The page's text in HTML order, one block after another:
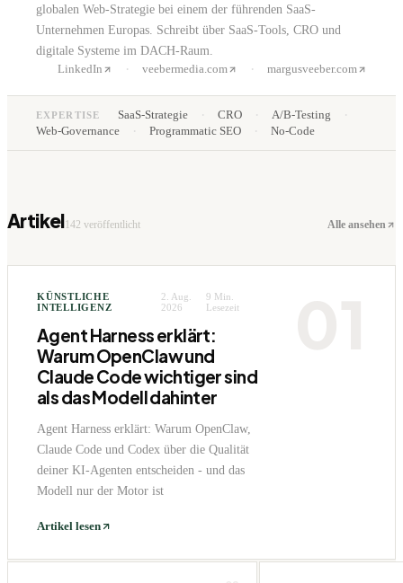
globalen Web-Strategie bei einem der führenden SaaS-
Unternehmen Europas. Schreibt über SaaS-Tools, CRO und
digitale Systeme im DACH-Raum.
LinkedIn
· veebermedia.com · margusveeber.com
EXPERTISE SaaS-Strategie · CRO · A/B-Testing ·
Web-Governance · Programmatic SEO · No-Code
Artikel142 veröffentlicht Alle ansehen
KÜNSTLICHE
INTELLIGENZ
2. Aug.
2026
9 Min.
Lesezeit
Agent Harness erklärt:
Warum OpenClaw und
Claude Code wichtiger sind
als das Modell dahinter
Agent Harness erklärt: Warum OpenClaw,
Claude Code und Codex über die Qualität
deiner KI-Agenten entscheiden - und das
Modell nur der Motor ist
Artikel lesen